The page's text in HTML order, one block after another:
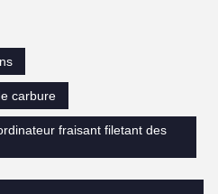
carbure
fraisant filetant des